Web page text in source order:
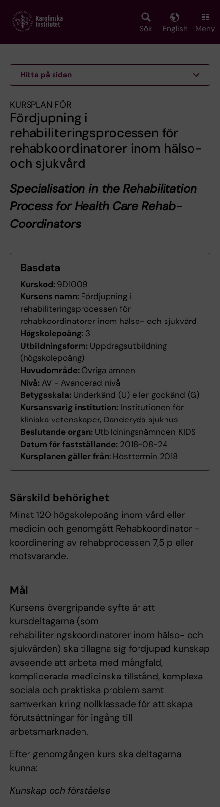
main
Sök English Meny
Hitta på sidan
KURSPLAN FÖR
Fördjupning i
rehabiliteringsprocessen för
rehabkoordinatorer inom hälso-
och sjukvård
Specialisation in the Rehabilitation
Process for Health Care Rehab-
Coordinators
Basdata
Kurskod: 9D1009
Kursens namn: Fördjupning i
rehabiliteringsprocessen för
rehabkoordinatorer inom hälso- och sjukvård
Högskolepoäng: 3
Utbildningsform: Uppdragsutbildning
(högskolepoäng)
Huvudområde: Övriga ämnen
Nivå: AV - Avancerad nivå
Betygsskala: Underkänd (U) eller godkänd (G)
Kursansvarig institution: Institutionen för
kliniska vetenskaper, Danderyds sjukhus
Beslutande organ: Utbildningsnämnden KIDS
Datum för fastställande: 2018-08-24
Kursplanen gäller från: Hösttermin 2018
Särskild behörighet
Minst 120 högskolepoäng inom vård eller
medicin och genomgått Rehabkoordinator -
koordinering av rehabprocessen 7,5 p eller
motsvarande.
Mål
Kursens övergripande syfte är att
kursdeltagarna (som
rehabiliteringskoordinatorer inom hälso- och
sjukvården) ska tillägna sig fördjupad kunskap
avseende att arbeta med mångfald,
komplicerade medicinska tillstånd, komplexa
sociala och praktiska problem samt
samverkan kring nollklassade för att skapa
förutsättningar för ingång till
arbetsmarknaden.
Efter genomgången kurs ska deltagarna
kunna:
Kunskap och förståelse